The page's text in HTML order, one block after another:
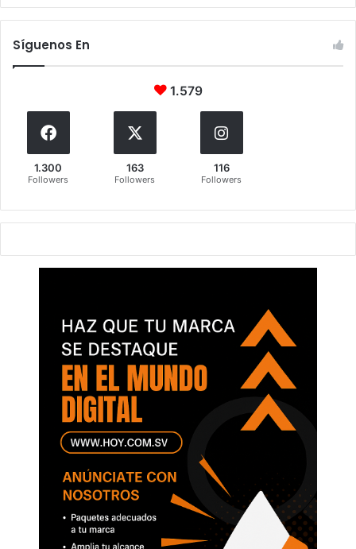
Síguenos En
1.579
1.300
Followers
163
Followers
116
Followers